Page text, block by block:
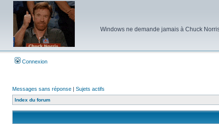
Windows ne demande jamais à Chuck
Connexion
Messages sans réponse | Sujets actifs
Index du forum